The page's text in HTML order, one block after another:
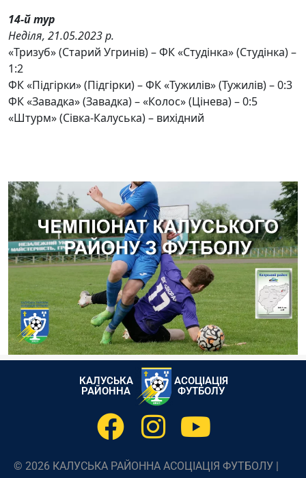
14-й тур
Неділя, 21.05.2023 р.
«Тризуб» (Старий Угринів) – ФК «Студінка» (Студінка) –
1:2
ФК «Підгірки» (Підгірки) – ФК «Тужилів» (Тужилів) – 0:3
ФК «Завадка» (Завадка) – «Колос» (Цінева) – 0:5
«Штурм» (Сівка-Калуська) – вихідний
КАЛУСЬКА
РАЙОННА
АСОЦІАЦІЯ
ФУТБОЛУ
© 2026 КАЛУСЬКА РАЙОННА АСОЦІАЦІЯ ФУТБОЛУ |